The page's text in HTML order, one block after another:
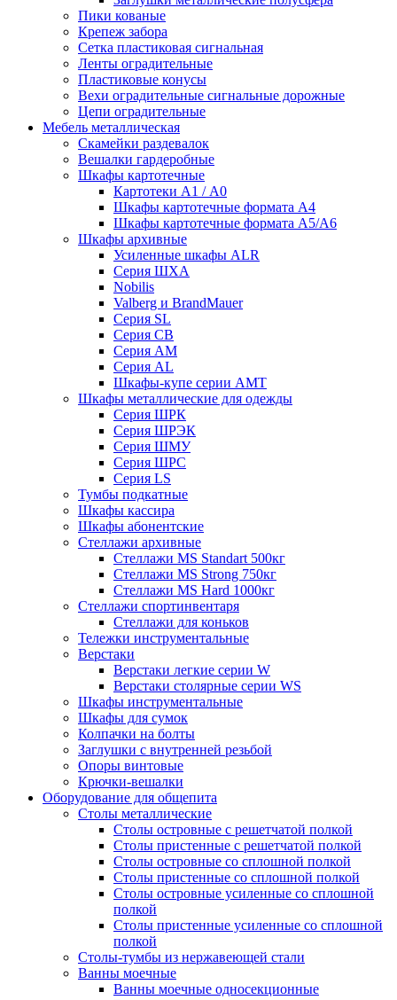
Пики кованые
Крепеж забора
Сетка пластиковая сигнальная
Ленты оградительные
Пластиковые конусы
Вехи оградительные сигнальные дорожные
Цепи оградительные
Мебель металлическая
Скамейки раздевалок
Вешалки гардеробные
Шкафы картотечные
Картотеки А1 / А0
Шкафы картотечные формата А4
Шкафы картотечные формата А5/А6
Шкафы архивные
Усиленные шкафы ALR
Серия ШХА
Nobilis
Valberg и BrandMauer
Cерия SL
Серия СВ
Серия АМ
Серия AL
Шкафы-купе серии AMT
Шкафы металлические для одежды
Серия ШРК
Серия ШРЭК
Серия ШМУ
Серия ШРС
Серия LS
Тумбы подкатные
Шкафы кассира
Шкафы абонентские
Стеллажи архивные
Стеллажи MS Standart 500кг
Стеллажи MS Strong 750кг
Стеллажи MS Hard 1000кг
Стеллажи спортинвентаря
Стеллажи для коньков
Тележки инструментальные
Верстаки
Верстаки легкие серии W
Верстаки столярные серии WS
Шкафы инструментальные
Шкафы для сумок
Колпачки на болты
Заглушки с внутренней резьбой
Опоры винтовые
Крючки-вешалки
Оборудование для общепита
Столы металлические
Столы островные с решетчатой полкой
Столы пристенные с решетчатой полкой
Столы островные со сплошной полкой
Столы пристенные со сплошной полкой
Столы островные усиленные со сплошной
полкой
Столы пристенные усиленные со сплошной
полкой
Столы-тумбы из нержавеющей стали
Ванны моечные
Ванны моечные односекционные